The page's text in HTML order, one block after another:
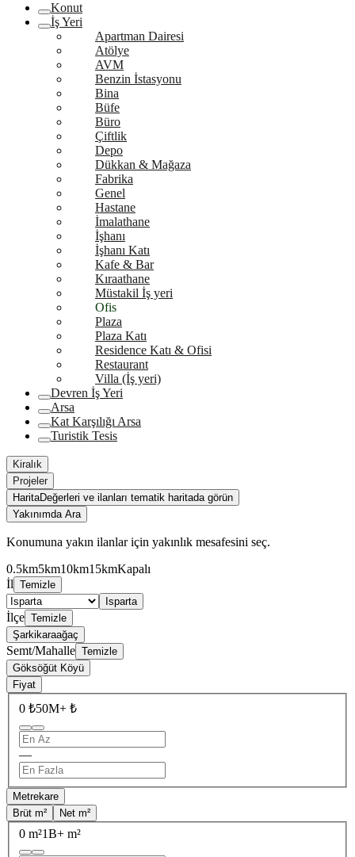
Konut
İş Yeri
Apartman Dairesi
Atölye
AVM
Benzin İstasyonu
Bina
Büfe
Büro
Çiftlik
Depo
Dükkan & Mağaza
Fabrika
Genel
Hastane
İmalathane
İşhanı
İşhanı Katı
Kafe & Bar
Kıraathane
Müstakil İş yeri
Ofis
Plaza
Plaza Katı
Residence Katı & Ofisi
Restaurant
Villa (İş yeri)
Devren İş Yeri
Arsa
Kat Karşılığı Arsa
Turistik Tesis
Kiralık
Projeler
HaritaDeğerleri ve ilanları tematik haritada görün
Yakınımda Ara
Konumuna yakın ilanlar için yakınlık mesafesini seç.
0.5km5km10km15kmKapalı
İl Temizle
Isparta
İlçe Temizle
Şarkikaraağaç
Semt/Mahalle Temizle
Göksöğüt Köyü
Fiyat
0 ₺50M+ ₺
—
Metrekare
Brüt m²
Net m²
0 m²1B+ m²